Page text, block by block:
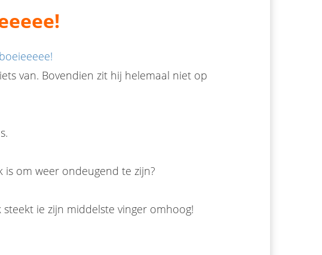
van. Bovendien zit hij helemaal niet op
om weer ondeugend te zijn?
ie zijn middelste vinger omhoog!